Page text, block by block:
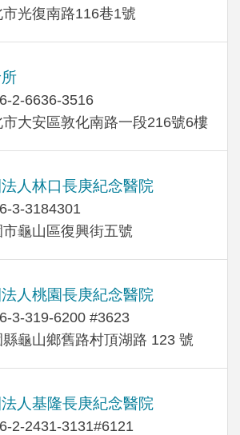
光復南路116巷1號
2-6636-3516
大安區敦化南路一段216號6樓
人林口長庚紀念醫院
3-3184301
龜山區復興街五號
人桃園長庚紀念醫院
3-319-6200 #3623
龜山鄉舊路村頂湖路 123 號
人基隆長庚紀念醫院
2-2431-3131#6121